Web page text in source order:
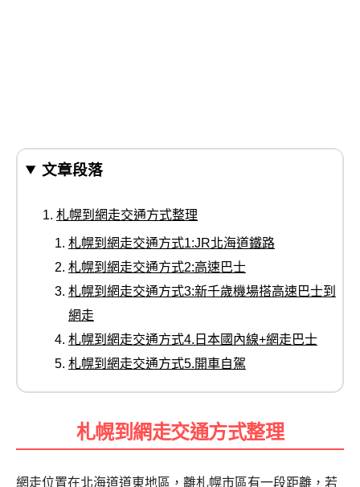
文章段落
札幌到網走交通方式整理
札幌到網走交通方式1:JR北海道鐵路
札幌到網走交通方式2:高速巴士
札幌到網走交通方式3:新千歲機場搭高速巴士到
網走
札幌到網走交通方式4.日本國內線+網走巴士
札幌到網走交通方式5.開車自駕
札幌到網走交通方式整理
網走位置在北海道道東地區，離札幌市區有一段距離，若